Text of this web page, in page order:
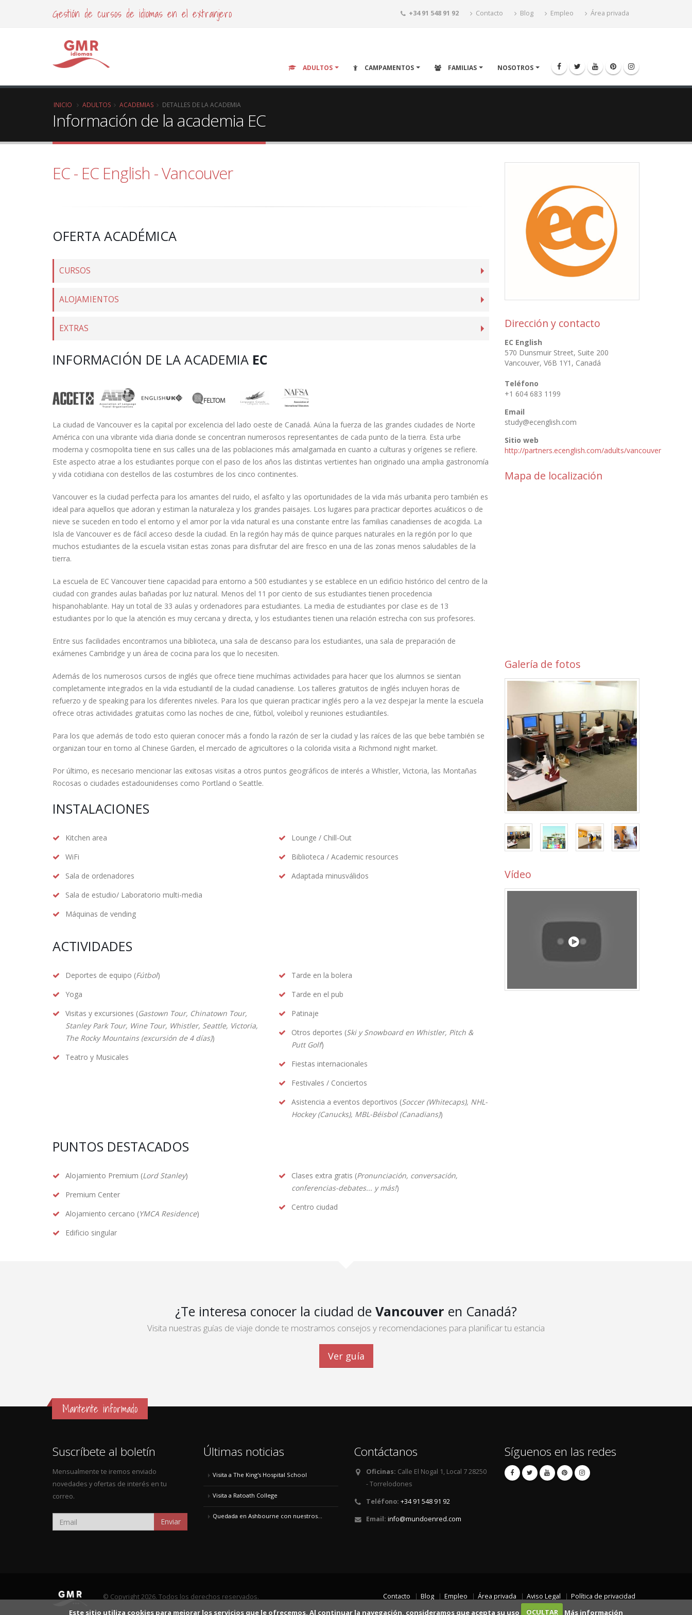
Gestión de cursos de idiomas en el extranjero +34 91 548 91 92 Contacto Blog Empleo Área privada
ADULTOS CAMPAMENTOS FAMILIAS NOSOTROS
INICIO ADULTOS ACADEMIAS DETALLES DE LA ACADEMIA
Información de la academia EC
EC - EC English - Vancouver
OFERTA ACADÉMICA
CURSOS
ALOJAMIENTOS
EXTRAS
INFORMACIÓN DE LA ACADEMIA EC
La ciudad de Vancouver es la capital por excelencia del lado oeste de Canadá. Aúna la fuerza de las grandes ciudades de Norte
América con una vibrante vida diaria donde se concentran numerosos representantes de cada punto de la tierra. Esta urbe
moderna y cosmopolita tiene en sus calles una de las poblaciones más amalgamada en cuanto a culturas y orígenes se refiere.
Este aspecto atrae a los estudiantes porque con el paso de los años las distintas vertientes han originado una amplia gastronomía
y vida cotidiana con destellos de las costumbres de los cinco continentes.
Vancouver es la ciudad perfecta para los amantes del ruido, el asfalto y las oportunidades de la vida más urbanita pero también es
ideal para aquellos que adoran y estiman la naturaleza y los grandes paisajes. Los lugares para practicar deportes acuáticos o de
nieve se suceden en todo el entorno y el amor por la vida natural es una constante entre las familias canadienses de acogida. La
Isla de Vancouver es de fácil acceso desde la ciudad. En la región hay más de quince parques naturales en la región por lo que
muchos estudiantes de la escuela visitan estas zonas para disfrutar del aire fresco en una de las zonas menos saludables de la
tierra.
La escuela de EC Vancouver tiene capacidad para entorno a 500 estudiantes y se establece en un edificio histórico del centro de la
ciudad con grandes aulas bañadas por luz natural. Menos del 11 por ciento de sus estudiantes tienen procedencia
hispanohablante. Hay un total de 33 aulas y ordenadores para estudiantes. La media de estudiantes por clase es de 13
estudiantes por lo que la atención es muy cercana y directa, y los estudiantes tienen una relación estrecha con sus profesores.
Entre sus facilidades encontramos una biblioteca, una sala de descanso para los estudiantes, una sala de preparación de
exámenes Cambridge y un área de cocina para los que lo necesiten.
Además de los numerosos cursos de inglés que ofrece tiene muchímas actividades para hacer que los alumnos se sientan
completamente integrados en la vida estudiantil de la ciudad canadiense. Los talleres gratuitos de inglés incluyen horas de
refuerzo y de speaking para los diferentes niveles. Para los que quieran practicar inglés pero a la vez despejar la mente la escuela
ofrece otras actividades gratuitas como las noches de cine, fútbol, voleibol y reuniones estudiantiles.
Para los que además de todo esto quieran conocer más a fondo la razón de ser la ciudad y las raíces de las que bebe también se
organizan tour en torno al Chinese Garden, el mercado de agricultores o la colorida visita a Richmond night market.
Por último, es necesario mencionar las exitosas visitas a otros puntos geográficos de interés a Whistler, Victoria, las Montañas
Rocosas o ciudades estadounidenses como Portland o Seattle.
INSTALACIONES
Kitchen area
WiFi
Sala de ordenadores
Sala de estudio/ Laboratorio multi-media
Máquinas de vending
Lounge / Chill-Out
Biblioteca / Academic resources
Adaptada minusválidos
ACTIVIDADES
Deportes de equipo (Fútbol)
Yoga
Visitas y excursiones (Gastown Tour, Chinatown Tour,
Stanley Park Tour, Wine Tour, Whistler, Seattle, Victoria,
The Rocky Mountains (excursión de 4 días))
Teatro y Musicales
Tarde en la bolera
Tarde en el pub
Patinaje
Otros deportes (Ski y Snowboard en Whistler, Pitch &
Putt Golf)
Fiestas internacionales
Festivales / Conciertos
Asistencia a eventos deportivos (Soccer (Whitecaps), NHL-
Hockey (Canucks), MBL-Béisbol (Canadians))
PUNTOS DESTACADOS
Alojamiento Premium (Lord Stanley)
Premium Center
Alojamiento cercano (YMCA Residence)
Edificio singular
Clases extra gratis (Pronunciación, conversación,
conferencias-debates... y más!)
Centro ciudad
Dirección y contacto
EC English
570 Dunsmuir Street, Suite 200
Vancouver, V6B 1Y1 , Canadá
Teléfono
+1 604 683 1199
Email
study@ecenglish.com
Sitio web
http://partners.ecenglish.com/adults/vancouver
Mapa de localización
Galería de fotos
Vídeo
¿Te interesa conocer la ciudad de Vancouver en Canadá?
Visita nuestras guías de viaje donde te mostramos consejos y recomendaciones para planificar tu estancia
Ver guía
Mantente informado
Suscríbete al boletín
Mensualmente te iremos enviado
novedades y ofertas de interés en tu
correo.
Enviar
Últimas noticias
Visita a The King's Hospital School
Visita a Ratoath College
Quedada en Ashbourne con nuestros...
Contáctanos
Oficinas: Calle El Nogal 1, Local 7 28250
- Torrelodones
Teléfono: +34 91 548 91 92
Email: info@mundoenred.com
Síguenos en las redes
© Copyright 2026. Todos los derechos reservados. Contacto Blog Empleo Área privada Aviso Legal Política de privacidad
Este sitio utiliza cookies para mejorar los servicios que le ofrecemos. Al continuar la navegación, consideramos que acepta su uso OCULTAR Más información